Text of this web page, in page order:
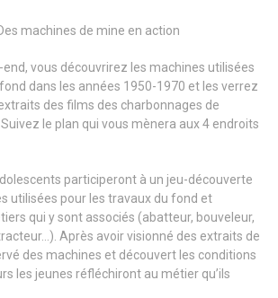
machines de mine en action
vous découvrirez les machines utilisées
dans les années 1950-1970 et les verrez
des films des charbonnages de
le plan qui vous mènera aux 4 endroits
participeront à un jeu-découverte
utilisées pour les travaux du fond et
qui y sont associés (abatteur, bouveleur,
Après avoir visionné des extraits de
des machines et découvert les conditions
les jeunes réfléchiront au métier qu’ils